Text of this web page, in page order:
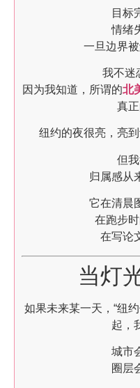
目标
情绪
一旦边界
我不迷
因为我知道，所谓的北
真正
纽约的夜很亮，亮
但
归属感从
它在清晨
在跑步时
在写论
当灯
如果未来某一天，“纽
起，
城市
圈层